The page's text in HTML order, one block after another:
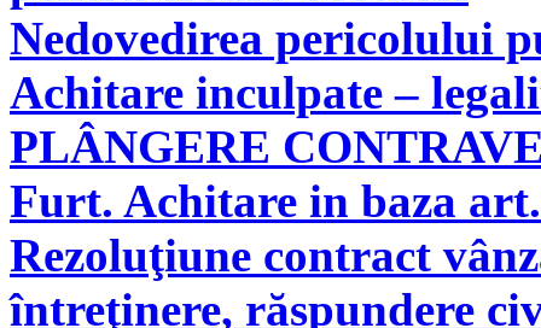
Nedovedirea pericolului
Achitare inculpate –
PLÂNGERE
Furt. Achitare in baza
Rezoluţiune contract
întreţinere, răspundere